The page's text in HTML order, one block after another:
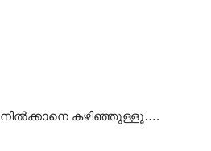
നിൽക്കാനെ കഴിഞ്ഞുള്ളൂ….